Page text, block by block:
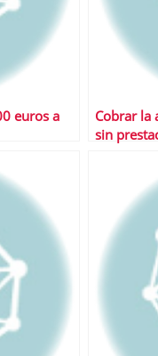
euros a
Cobrar la
sin